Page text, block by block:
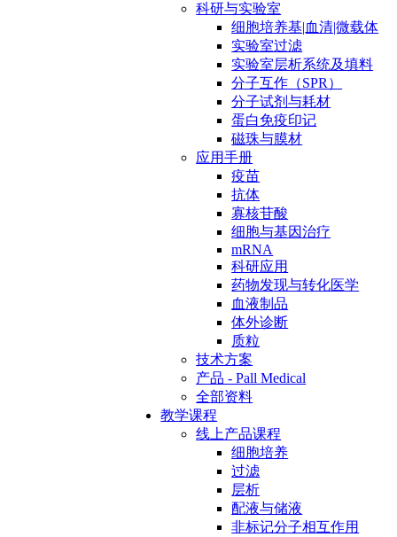
科研与实验室
细胞培养基|血清|微载体
实验室过滤
实验室层析系统及填料
分子互作（SPR）
分子试剂与耗材
蛋白免疫印记
磁珠与膜材
应用手册
疫苗
抗体
寡核苷酸
细胞与基因治疗
mRNA
科研应用
药物发现与转化医学
血液制品
体外诊断
质粒
技术方案
产品 - Pall Medical
全部资料
教学课程
线上产品课程
细胞培养
过滤
层析
配液与储液
非标记分子相互作用